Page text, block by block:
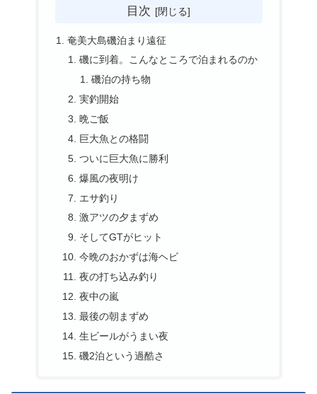
目次
奄美大島磯泊まり遠征
磯に到着。こんなところで泊まれるのか
磯泊の持ち物
実釣開始
晩ご飯
巨大魚との格闘
ついに巨大魚に勝利
爆風の夜明け
エサ釣り
激アツの夕まずめ
そしてGTがヒット
今晩のおかずは海ヘビ
夜の打ち込み釣り
夜中の嵐
最後の朝まずめ
生ビールがうまい夜
磯2泊という過酷さ